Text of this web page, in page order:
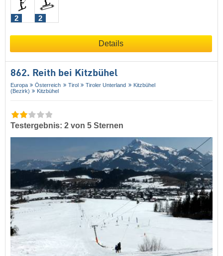
2 2
Details
862. Reith bei Kitzbühel
Europa Österreich Tirol Tiroler Unterland
Kitzbühel
(Bezirk)
Kitzbühel
Testergebnis: 2 von 5 Sternen